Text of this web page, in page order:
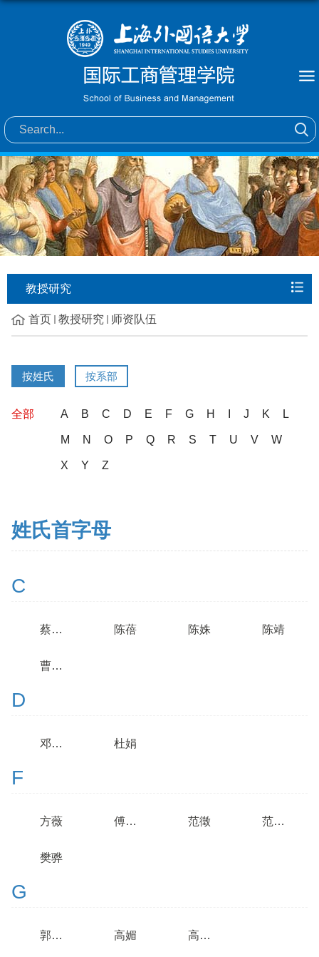
教授研究
首页 教授研究 师资队伍
按姓氏 按系部
全部 A B C D E F G H J K L
M N O P Q R S T U V W
X Y Z
姓氏首字母
C
蔡天宇 陈蓓 陈姝 陈靖
曹春辉
D
邓莎莎 杜娟
F
方薇 傅军和 范徵 范培华
樊骅
G
郭珊珊 高媚 高家红